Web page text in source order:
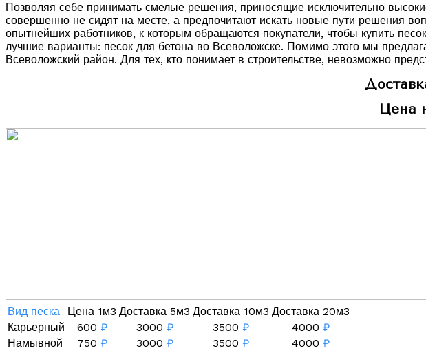
Позволяя себе принимать смелые решения, приносящие исключительно
совершенно не сидят на месте, а предпочитают искать новые пути решения
опытнейших работников, к которым обращаются покупатели, чтобы купить
лучшие варианты: песок для бетона во Всеволожске. Помимо этого мы
Всеволожский район. Для тех, кто понимает в строительстве, невозможно
Цена
Вид песка Цена 1м3 Доставка 5м3 Доставка 10м3 Доставка 20м3
Карьерный
600 ₽ 3000 ₽ 3500 ₽ 4000 ₽
Намывной
750 ₽ 3000 ₽ 3500 ₽ 4000 ₽